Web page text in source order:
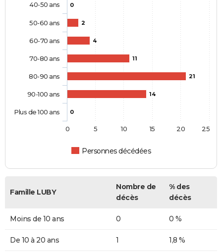
0
2
4
11
21
14
0
Personnes décédées
40-50 ans
50-60 ans
60-70 ans
70-80 ans
80-90 ans
90-100 ans
Plus de 100 ans
0 5 10 15 20 25
Famille LUBY
Nombre de
décès
% des
décès
Moins de 10 ans 0 0 %
De 10 à 20 ans 1 1,8 %